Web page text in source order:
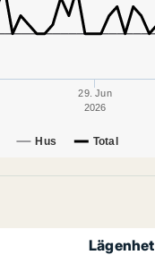
Hus Total
29. Jun
2026
Lägenhet